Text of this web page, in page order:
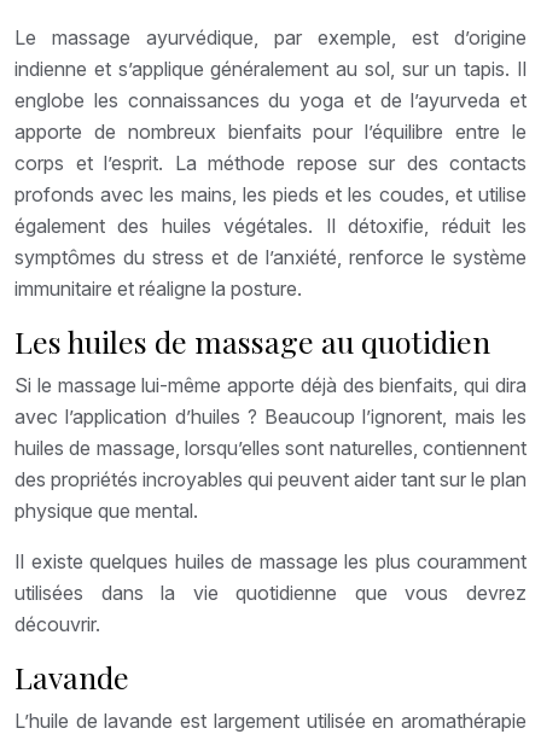
Le massage ayurvédique, par exemple, est d’origine
indienne et s’applique généralement au sol, sur un tapis. Il
englobe les connaissances du yoga et de l’ayurveda et
apporte de nombreux bienfaits pour l’équilibre entre le
corps et l’esprit. La méthode repose sur des contacts
profonds avec les mains, les pieds et les coudes, et utilise
également des huiles végétales. Il détoxifie, réduit les
symptômes du stress et de l’anxiété, renforce le système
immunitaire et réaligne la posture.
Les huiles de massage au quotidien
Si le massage lui-même apporte déjà des bienfaits, qui dira
avec l’application d’huiles ? Beaucoup l’ignorent, mais les
huiles de massage, lorsqu’elles sont naturelles, contiennent
des propriétés incroyables qui peuvent aider tant sur le plan
physique que mental.
Il existe quelques huiles de massage les plus couramment
utilisées dans la vie quotidienne que vous devrez
découvrir.
Lavande
L’huile de lavande est largement utilisée en aromathérapie